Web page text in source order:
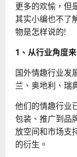
更多的欢愉，但
其实小编也不了
物是怎样说的!
1、从行业角度
国外情趣行业发
兰、奥地利、瑞
他们的情趣行业
包装、推广到品
放空间和市场支
的衍生。